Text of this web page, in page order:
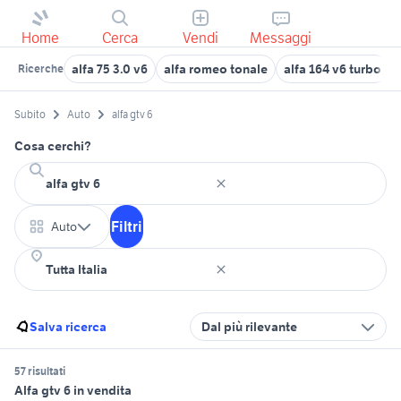
Home Cerca Vendi Messaggi
Ricerche alfa 75 3.0 v6 alfa romeo tonale alfa 164 v6 turbo
Subito Auto alfa gtv 6
Cosa cerchi?
Auto Filtri
Salva ricerca Dal più rilevante
57 risultati
Alfa gtv 6 in vendita